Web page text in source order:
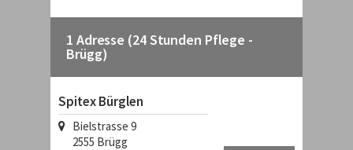
1 Adresse (24 Stunden Pflege -
Brügg)
Spitex Bürglen
Bielstrasse 9
2555 Brügg